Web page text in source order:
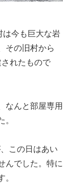
は今も巨大な岩
その旧村から
れたもので
なんと部屋専用
。
この日はあい
んでした。特に
。